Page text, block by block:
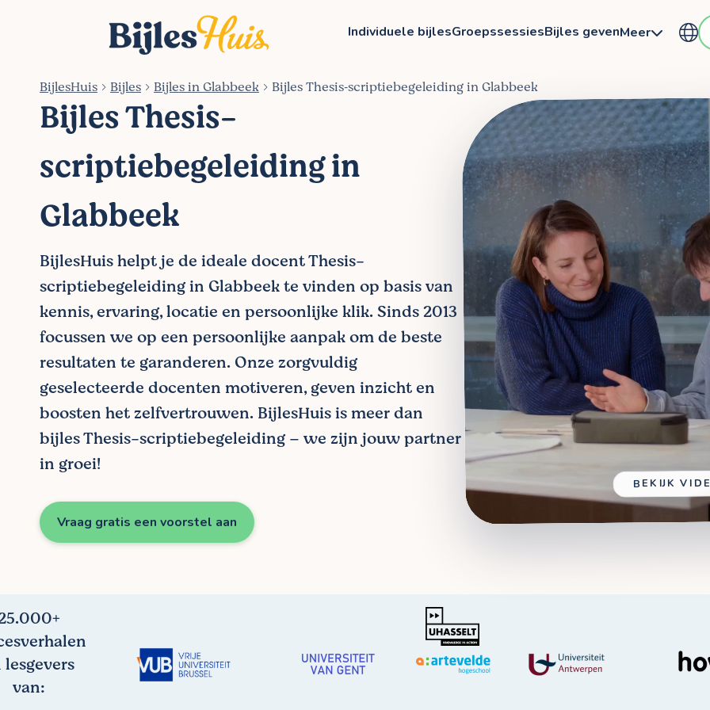
Individuele bijlesGroepssessiesBijles gevenMeer
BijlesHuis Bijles Bijles in Glabbeek Bijles Thesis‑scriptiebegeleiding in Glabbeek
Bijles Thesis-
scriptiebegeleiding in
Glabbeek
BijlesHuis helpt je de ideale docent Thesis-
scriptiebegeleiding in Glabbeek te vinden op basis van
kennis, ervaring, locatie en persoonlijke klik. Sinds 2013
focussen we op een persoonlijke aanpak om de beste
resultaten te garanderen. Onze zorgvuldig
geselecteerde docenten motiveren, geven inzicht en
boosten het zelfvertrouwen. BijlesHuis is meer dan
bijles Thesis-scriptiebegeleiding – we zijn jouw partner
in groei!
Vraag gratis een voorstel aan
BEKIJK
lesgevers
van: